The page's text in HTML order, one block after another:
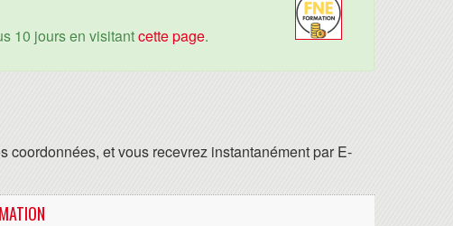
10 jours en visitantcette page.
coordonnées, et vous recevrez instantanément par E-